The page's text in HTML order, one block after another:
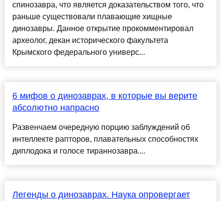
спинозавра, что является доказательством того, что
раньше существовали плавающие хищные
динозавры. Данное открытие прокомментировал
археолог, декан исторического факультета
Крымского федерального универс...
6 мифов о динозаврах, в которые вы верите
абсолютно напрасно
Развенчаем очередную порцию заблуждений об
интеллекте рапторов, плавательных способностях
диплодока и голосе тираннозавра....
Легенды о динозаврах. Наука опровергает